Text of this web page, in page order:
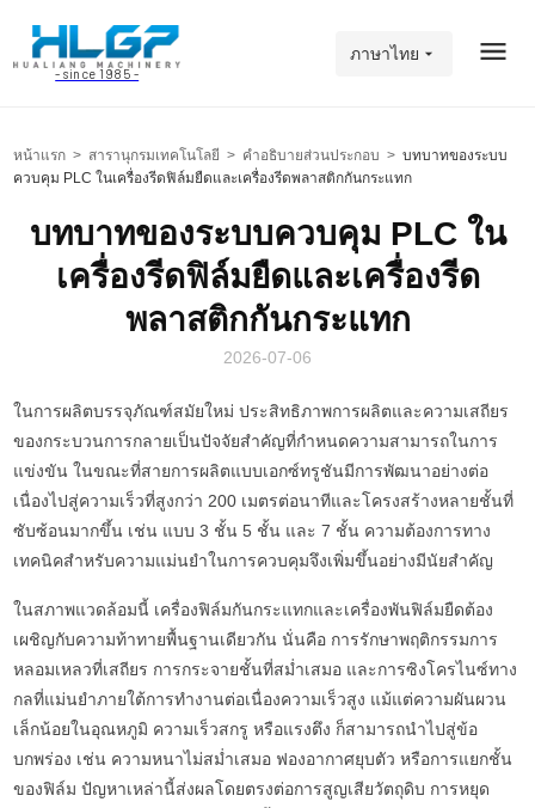
- since 1985 -
ภาษาไทย
หน้าแรก > สารานุกรมเทคโนโลยี > คำอธิบายส่วนประกอบ > บทบาทของระบบ
ควบคุม PLC ในเครื่องรีดฟิล์มยืดและเครื่องรีดพลาสติกกันกระแทก
บทบาทของระบบควบคุม PLC ใน
เครื่องรีดฟิล์มยืดและเครื่องรีด
พลาสติกกันกระแทก
2026-07-06
ในการผลิตบรรจุภัณฑ์สมัยใหม่ ประสิทธิภาพการผลิตและความเสถียร
ของกระบวนการกลายเป็นปัจจัยสำคัญที่กำหนดความสามารถในการ
แข่งขัน ในขณะที่สายการผลิตแบบเอกซ์ทรูชันมีการพัฒนาอย่างต่อ
เนื่องไปสู่ความเร็วที่สูงกว่า 200 เมตรต่อนาทีและโครงสร้างหลายชั้นที่
ซับซ้อนมากขึ้น เช่น แบบ 3 ชั้น 5 ชั้น และ 7 ชั้น ความต้องการทาง
เทคนิคสำหรับความแม่นยำในการควบคุมจึงเพิ่มขึ้นอย่างมีนัยสำคัญ
ในสภาพแวดล้อมนี้ เครื่องฟิล์มกันกระแทกและเครื่องพันฟิล์มยืดต้อง
เผชิญกับความท้าทายพื้นฐานเดียวกัน นั่นคือ การรักษาพฤติกรรมการ
หลอมเหลวที่เสถียร การกระจายชั้นที่สม่ำเสมอ และการซิงโครไนซ์ทาง
กลที่แม่นยำภายใต้การทำงานต่อเนื่องความเร็วสูง แม้แต่ความผันผวน
เล็กน้อยในอุณหภูมิ ความเร็วสกรู หรือแรงตึง ก็สามารถนำไปสู่ข้อ
บกพร่อง เช่น ความหนาไม่สม่ำเสมอ ฟองอากาศยุบตัว หรือการแยกชั้น
ของฟิล์ม ปัญหาเหล่านี้ส่งผลโดยตรงต่อการสูญเสียวัตถุดิบ การหยุด